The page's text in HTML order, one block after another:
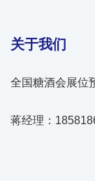
关于我们
全国糖酒会展位
蒋经理：